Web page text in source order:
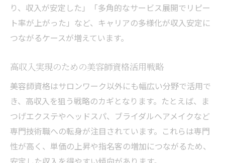
り、収入が安定した」「多角的なサービス展開でリピー
ト率が上がった」など、キャリアの多様化が収入安定に
つながるケースが増えています。
高収入実現のための美容師資格活用戦略
美容師資格はサロンワーク以外にも幅広い分野で活用で
き、高収入を狙う戦略のカギとなります。たとえば、ま
つげエクステやヘッドスパ、ブライダルヘアメイクなど
専門技術職への転身が注目されています。これらは専門
性が高く、単価の上昇や指名客の増加につながるため、